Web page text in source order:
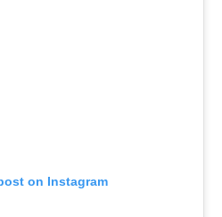
on Instagram